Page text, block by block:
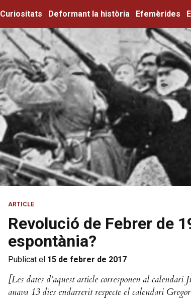
Curiositats Deformant la història Efemèrides
ARTICLE
Revolució de Febrer de
espontània?
Publicat el 15 de febrer de 2017
[Les dates d’aquest article corresponen al
anava 13 dies endarrerit respecte el calendari